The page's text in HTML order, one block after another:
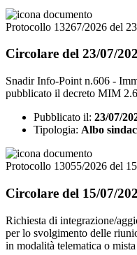
Protocollo 13267/2026 del
Circolare del 23/07/
Snadir Info-Point n.606 -
pubblicato il decreto MIM
Pubblicato il: 23/07/
Tipologia: Albo
Protocollo 13055/2026 del
Circolare del 15/07/
Richiesta di integrazione/
per lo svolgimento delle
in modalità telematica o mista